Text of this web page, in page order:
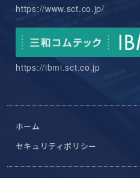
https://www.sct.co.jp/
https://ibmi.sct.co.jp
ホーム
セキュリティポリシー